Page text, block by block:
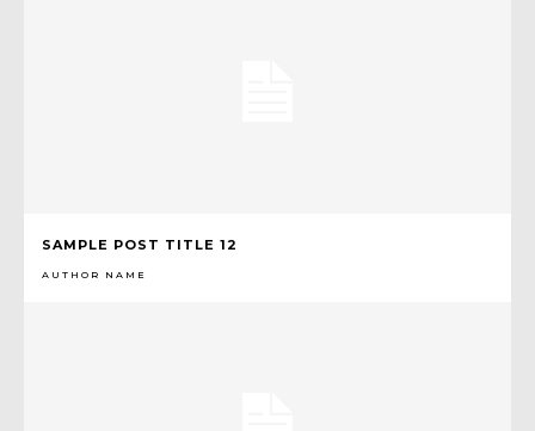
SAMPLE POST TITLE 12
AUTHOR NAME